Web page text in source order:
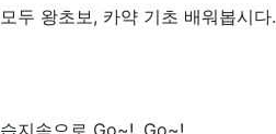
모두 왕초보, 카약 기초 배워봅시다.
습지속으로 Go~!, Go~!